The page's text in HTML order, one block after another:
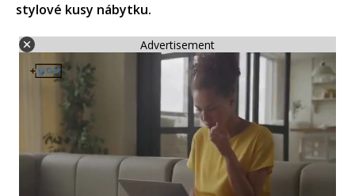
stylové kusy nábytku.​
Advertisement